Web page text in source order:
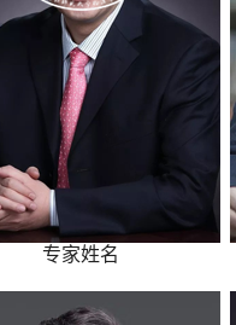
专家姓名